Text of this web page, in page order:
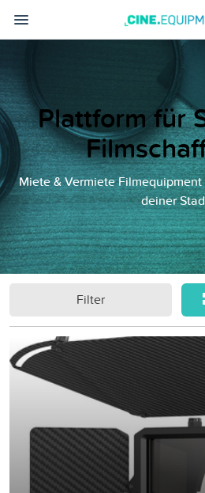
Plattform für
Miete & Vermiete
deiner
Filter